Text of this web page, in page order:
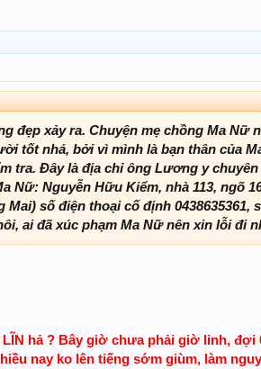
chồng Ma Nữ, an ủi, động viên Ma Nữ trong biến
đó tạo cơ hội điều kiện công ăn việc làm cho Ma
lừa đảo nhiều tập như Ma Nữ cũng là 1 vấn đề
seo lè seo thì tự đi tìm hiểu đi nha chàng !
đẹp xảy ra. Chuyện mẹ chồng Ma Nữ
tốt nhá, bởi vì mình là bạn thân của
tra. Đây là địa chỉ ông Lương y
Nữ: Nguyễn Hữu Kiểm, nhà 113, ngõ
số điện thoại cố định 0438635361,
ai đã xúc phạm Ma Nữ nên xin lỗi đi
LĨN hả ? Bây giờ chưa phải giờ linh, đợi
nay ko lên tiếng sớm giùm, làm